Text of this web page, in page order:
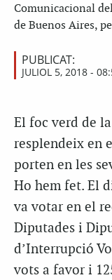
Comunicacional
de Buenos Aires,
PUBLICAT:
JULIOL 5, 2018 -
El foc verd de
resplendeix en
porten en les
Ho hem fet. El
va votar en el
Diputades i
d’Interrupció
vots a favor i